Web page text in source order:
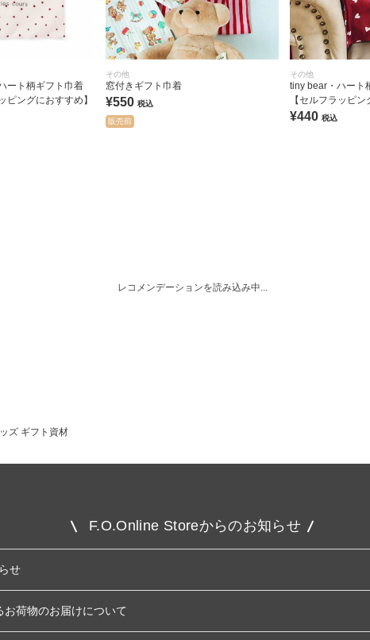
ート柄ギフト巾着
ピングにおすすめ】
その他
窓付きギフト巾着
¥550 税込
販売前
その他
tiny bear・ハート
【セルフラッピ
¥440 税込
レコメンデーションを読み込み中...
ズ ギフト資材
F.O.Online Storeからのお知らせ
せ
荷物のお届けについて